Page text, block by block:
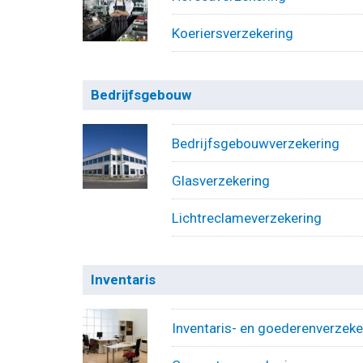
Koeriersverzekering
Bedrijfsgebouw
Bedrijfsgebouwverzekering
Glasverzekering
Lichtreclameverzekering
Inventaris
Inventaris- en